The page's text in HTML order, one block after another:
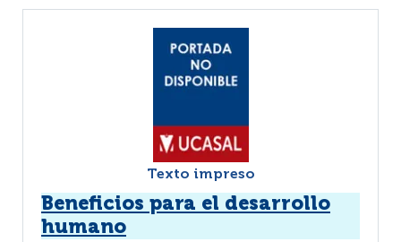
Texto impreso
Beneficios para el desarrollo
humano